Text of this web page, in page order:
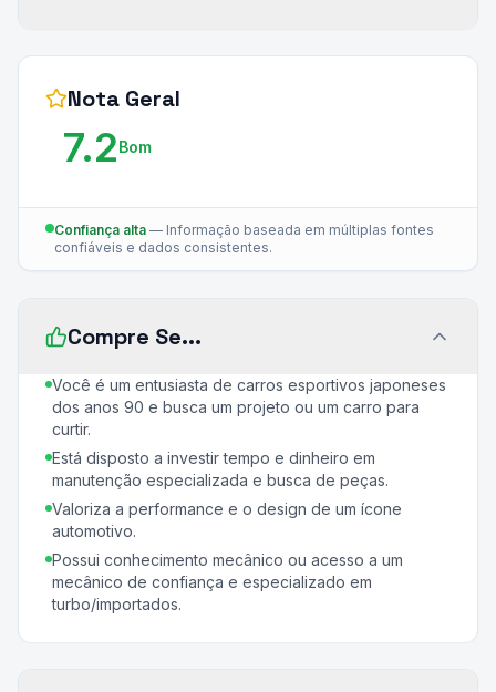
Nota Geral
7.2Bom
Confiança alta — Informação baseada em múltiplas fontes
confiáveis e dados consistentes.
Compre Se...
Você é um entusiasta de carros esportivos japoneses
dos anos 90 e busca um projeto ou um carro para
curtir.
Está disposto a investir tempo e dinheiro em
manutenção especializada e busca de peças.
Valoriza a performance e o design de um ícone
automotivo.
Possui conhecimento mecânico ou acesso a um
mecânico de confiança e especializado em
turbo/importados.